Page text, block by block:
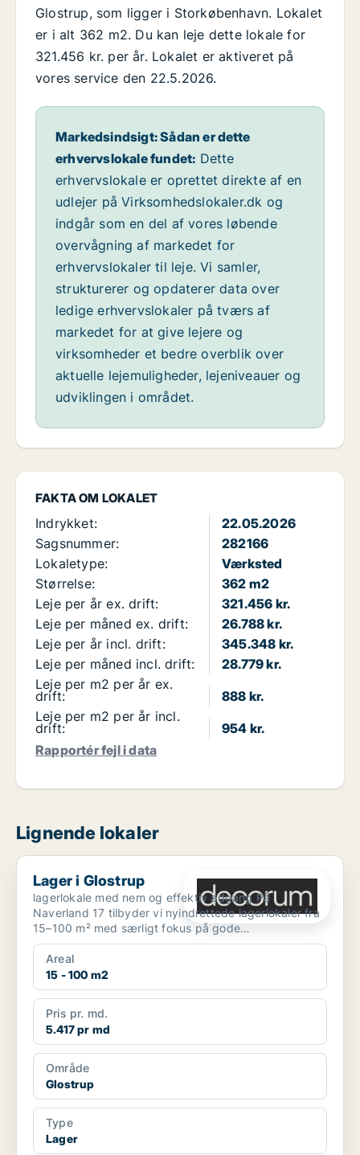
FAKTA OM LOKALET
Indrykket:
22.05.2026
Sagsnummer:
282166
Lokaletype:
Værksted
Størrelse:
362 m2
Leje per år ex. drift:
321.456 kr.
Leje per måned ex. drift:
26.788 kr.
Leje per år incl. drift:
345.348 kr.
Leje per måned incl. drift:
28.779 kr.
Leje per m2 per år ex.
drift:
888 kr.
Leje per m2 per år incl.
drift:
954 kr.
Rapportér fejl i data
Glostrup, som ligger i Storkøbenhavn. Lokalet
er i alt 362 m2. Du kan leje dette lokale for
321.456 kr. per år. Lokalet er aktiveret på
vores service den 22.5.2026.
Markedsindsigt: Sådan er dette
erhvervslokale fundet: Dette
erhvervslokale er oprettet direkte af en
udlejer på Virksomhedslokaler.dk og
indgår som en del af vores løbende
overvågning af markedet for
erhvervslokaler til leje. Vi samler,
strukturerer og opdaterer data over
ledige erhvervslokaler på tværs af
markedet for at give lejere og
virksomheder et bedre overblik over
aktuelle lejemuligheder, lejeniveauer og
udviklingen i området.
Lignende lokaler
Lager i Glostrup
Lager i Glostrup
lagerlokale med nem og effektiv adgang På
Naverland 17 tilbyder vi nyindrettede lagerlokaler fra
15–100 m² med særligt fokus på gode
adgangsforhold og enk...
Areal
15 - 100 m2
Pris pr. md.
5.417 pr md
Område
Glostrup
Type
Lager